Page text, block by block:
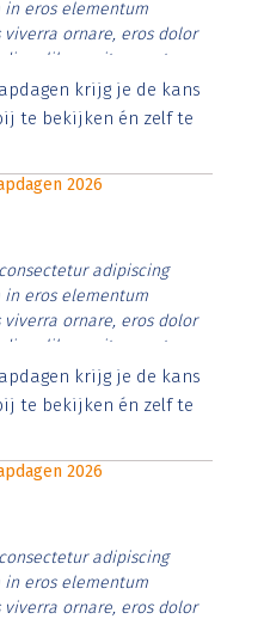
in eros elementum
ornare, eros dolor
libero vitae erat.
cursus id rutrum lorem
tristique posuere.
krijg je de kans
te bekijken én zelf te
2026
adipiscing
in eros elementum
ornare, eros dolor
libero vitae erat.
cursus id rutrum lorem
tristique posuere.
krijg je de kans
te bekijken én zelf te
2026
adipiscing
in eros elementum
ornare, eros dolor